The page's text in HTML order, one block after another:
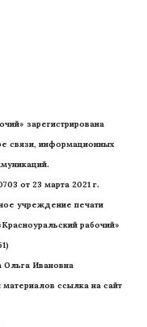
зарегистрирована
связи, информационных
от 23 марта 2021 г.
учреждение печати
рабочий»
Ольга Ивановна
ссылка на сайт